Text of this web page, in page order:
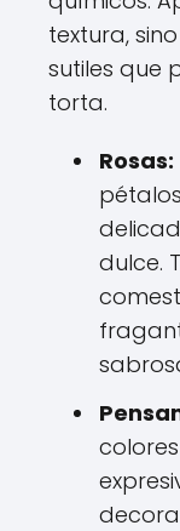
textura,
sutiles que
torta.
Rosas:
dulce.